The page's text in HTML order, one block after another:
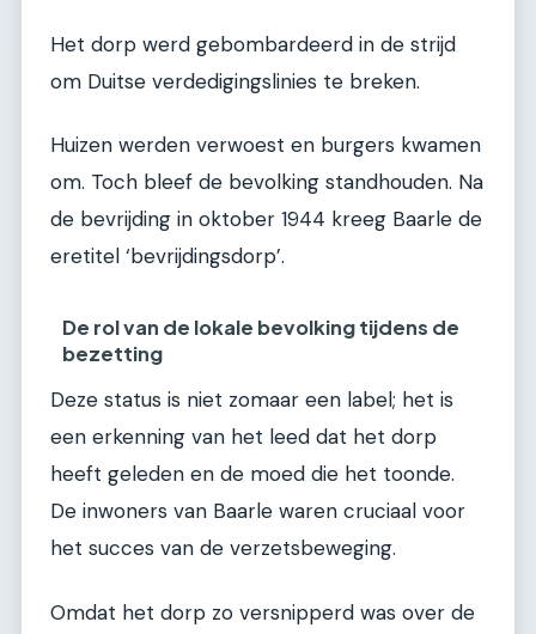
Het dorp werd gebombardeerd in de strijd
om Duitse verdedigingslinies te breken.
Huizen werden verwoest en burgers kwamen
om. Toch bleef de bevolking standhouden. Na
de bevrijding in oktober 1944 kreeg Baarle de
eretitel ‘bevrijdingsdorp’.
De rol van de lokale bevolking tijdens de
bezetting
Deze status is niet zomaar een label; het is
een erkenning van het leed dat het dorp
heeft geleden en de moed die het toonde.
De inwoners van Baarle waren cruciaal voor
het succes van de verzetsbeweging.
Omdat het dorp zo versnipperd was over de